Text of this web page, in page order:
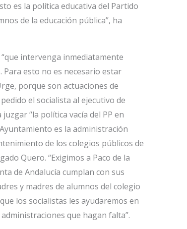
es la política educativa del Partido
de la educación pública”, ha
intervenga inmediatamente
esto no es necesario estar
porque son actuaciones de
el socialista al ejecutivo de
“la política vacía del PP en
es la administración
de los colegios públicos de
Quero. “Exigimos a Paco de la
de Andalucía cumplan con sus
y madres de alumnos del colegio
los socialistas les ayudaremos en
que hagan falta”.